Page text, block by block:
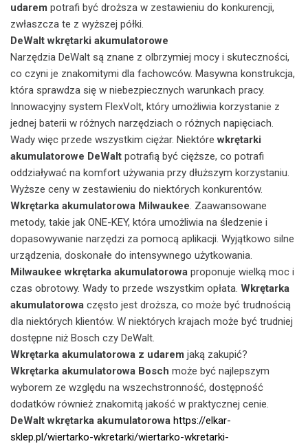
udarem potrafi być droższa w zestawieniu do konkurencji,
zwłaszcza te z wyższej półki.
DeWalt wkrętarki akumulatorowe
Narzędzia DeWalt są znane z olbrzymiej mocy i skuteczności,
co czyni je znakomitymi dla fachowców. Masywna konstrukcja,
która sprawdza się w niebezpiecznych warunkach pracy.
Innowacyjny system FlexVolt, który umożliwia korzystanie z
jednej baterii w różnych narzędziach o różnych napięciach.
Wady więc przede wszystkim ciężar. Niektórewkrętarki
akumulatorowe DeWalt potrafią być cięższe, co potrafi
oddziaływać na komfort używania przy dłuższym korzystaniu.
Wyższe ceny w zestawieniu do niektórych konkurentów.
Wkrętarka akumulatorowa Milwaukee . Zaawansowane
metody, takie jak ONE-KEY, która umożliwia na śledzenie i
dopasowywanie narzędzi za pomocą aplikacji. Wyjątkowo silne
urządzenia, doskonałe do intensywnego użytkowania.
Milwaukee wkrętarka akumulatorowa proponuje wielką moc i
czas obrotowy. Wady to przede wszystkim opłata. Wkrętarka
akumulatorowa często jest droższa, co może być trudnością
dla niektórych klientów. W niektórych krajach może być trudniej
dostępne niż Bosch czy DeWalt.
Wkrętarka akumulatorowa z udarem jaką zakupić?
Wkrętarka akumulatorowa Bosch może być najlepszym
wyborem ze względu na wszechstronność, dostępność
dodatków również znakomitą jakość w praktycznej cenie.
DeWalt wkrętarka akumulatorowa https://elkar-
sklep.pl/wiertarko-wkretarki/wiertarko-wkretarki-